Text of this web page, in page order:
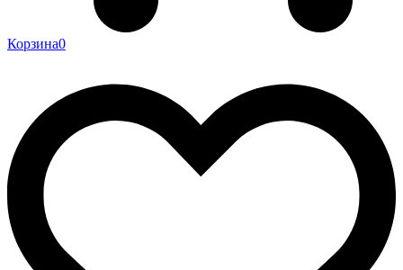
Корзина0